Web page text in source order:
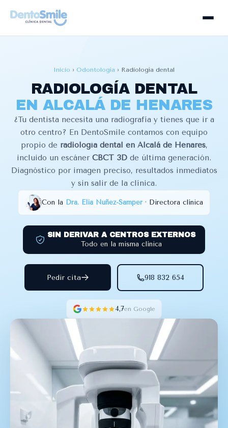
Inicio › Odontología › Radiología dental
RADIOLOGÍA DENTAL
EN ALCALÁ DE HENARES
¿Tu dentista necesita una radiografía y tienes que ir a
otro centro? En DentoSmile contamos con equipo
propio de radiología dental en Alcalá de Henares,
incluido un escáner CBCT 3D de última generación.
Diagnóstico por imagen preciso, resultados inmediatos
y sin salir de la clínica.
Con la Dra. Elia Núñez-Samper· Directora clínica
SIN DERIVAR A CENTROS EXTERNOS
Todo en la misma clínica
Pedir cita 918 832 654
4,7en Google